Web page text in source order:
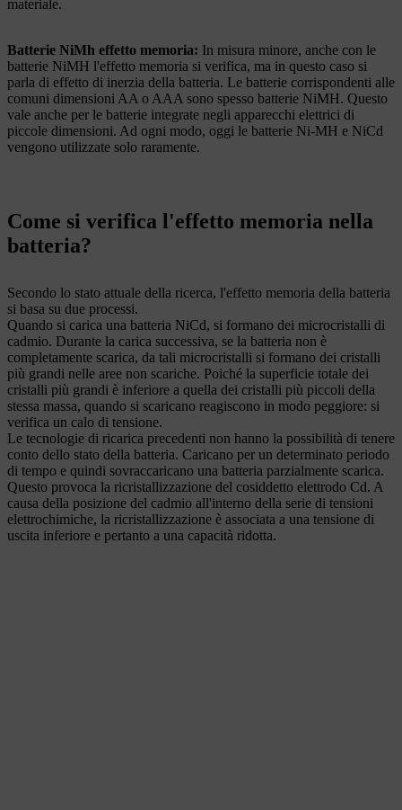
materiale.
Batterie NiMh effetto memoria: In misura minore, anche con le
batterie NiMH l'effetto memoria si verifica, ma in questo caso si
parla di effetto di inerzia della batteria. Le batterie corrispondenti alle
comuni dimensioni AA o AAA sono spesso batterie NiMH. Questo
vale anche per le batterie integrate negli apparecchi elettrici di
piccole dimensioni. Ad ogni modo, oggi le batterie Ni-MH e NiCd
vengono utilizzate solo raramente.
Come si verifica l'effetto memoria nella
batteria?
Secondo lo stato attuale della ricerca, l'effetto memoria della batteria
si basa su due processi.
Quando si carica una batteria NiCd, si formano dei microcristalli di
cadmio. Durante la carica successiva, se la batteria non è
completamente scarica, da tali microcristalli si formano dei cristalli
più grandi nelle aree non scariche. Poiché la superficie totale dei
cristalli più grandi è inferiore a quella dei cristalli più piccoli della
stessa massa, quando si scaricano reagiscono in modo peggiore: si
verifica un calo di tensione.
Le tecnologie di ricarica precedenti non hanno la possibilità di tenere
conto dello stato della batteria. Caricano per un determinato periodo
di tempo e quindi sovraccaricano una batteria parzialmente scarica.
Questo provoca la ricristallizzazione del cosiddetto elettrodo Cd. A
causa della posizione del cadmio all'interno della serie di tensioni
elettrochimiche, la ricristallizzazione è associata a una tensione di
uscita inferiore e pertanto a una capacità ridotta.